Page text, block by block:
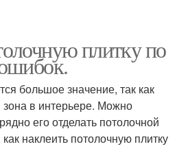
плитку по
большое значение, так как
зона в интерьере. Можно
его отделать потолочной
наклеить потолочную плитку